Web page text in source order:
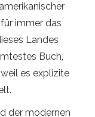
immer das
Landes
Buch,
es explizite
der modernen